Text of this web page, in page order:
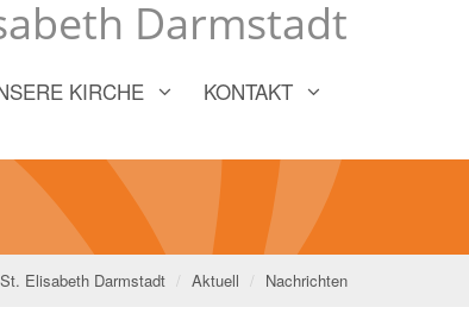
Darmstadt
KIRCHE KONTAKT
Elisabeth Darmstadt Aktuell Nachrichten